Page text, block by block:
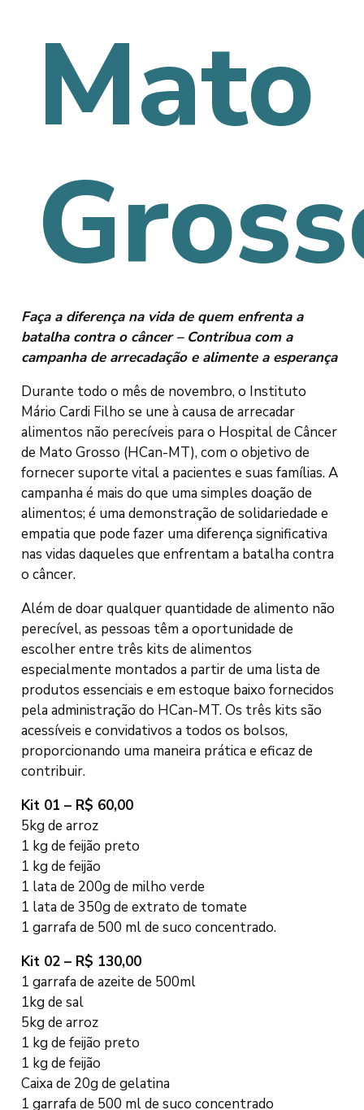
Mato
Faça a diferença na vida de quem enfrenta a
batalha contra o câncer – Contribua com a
campanha de arrecadação e alimente a esperança
Durante todo o mês de novembro, o Instituto
Mário Cardi Filho se une à causa de arrecadar
alimentos não perecíveis para o Hospital de Câncer
de Mato Grosso (HCan-MT), com o objetivo de
fornecer suporte vital a pacientes e suas famílias. A
campanha é mais do que uma simples doação de
alimentos; é uma demonstração de solidariedade e
empatia que pode fazer uma diferença significativa
nas vidas daqueles que enfrentam a batalha contra
o câncer.
Além de doar qualquer quantidade de alimento não
perecível, as pessoas têm a oportunidade de
escolher entre três kits de alimentos
especialmente montados a partir de uma lista de
produtos essenciais e em estoque baixo fornecidos
pela administração do HCan-MT. Os três kits são
acessíveis e convidativos a todos os bolsos,
proporcionando uma maneira prática e eficaz de
contribuir.
Kit 01 – R$ 60,00
5kg de arroz
1 kg de feijão preto
1 kg de feijão
1 lata de 200g de milho verde
1 lata de 350g de extrato de tomate
1 garrafa de 500 ml de suco concentrado.
Kit 02 – R$ 130,00
1 garrafa de azeite de 500ml
1kg de sal
5kg de arroz
1 kg de feijão preto
1 kg de feijão
Caixa de 20g de gelatina
1 garrafa de 500 ml de suco concentrado